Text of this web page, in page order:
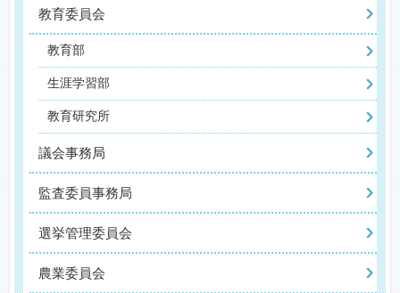
教育委員会
教育部
生涯学習部
教育研究所
議会事務局
監査委員事務局
選挙管理委員会
農業委員会